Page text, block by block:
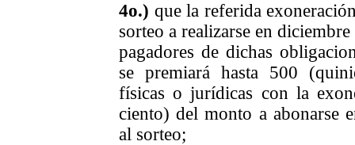
4o.) quela referida
sorteo a realizarse en
pagadores de dichas
se premiará hasta 500
físicas o jurídicas con la
ciento) del monto a abonarse
al sorteo;